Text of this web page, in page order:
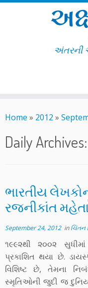
to
અંતરની
Home » 2012 »
Daily Archives:
ભારતીય
રજનીકાંત
September 24, 2012inચિંતન
૧૯૯૨થી ૨૦૦૨
પ્રકાશિત થયા છે.
વિશિષ્ટ છે, તેમના
સ્મૃતિઓની જુદી જ